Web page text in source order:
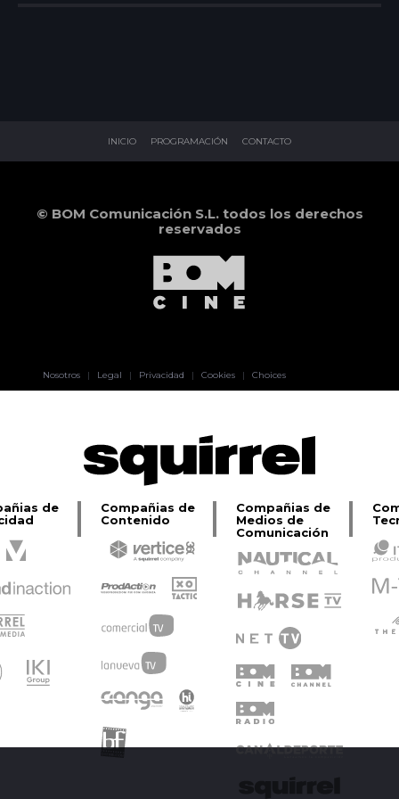
INICIO PROGRAMACIÓN CONTACTO
© BOM Comunicación S.L. todos los derechos
reservados
Nosotros | Legal | Privacidad | Cookies | Choices
de
Compañias de
Contenido
Compañias de
Medios de
Comunicación